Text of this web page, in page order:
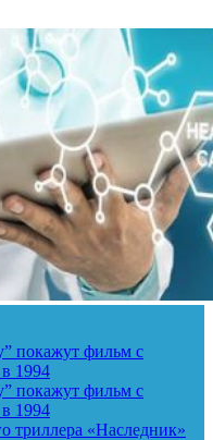
покажут фильм с
1994
покажут фильм с
1994
триллера «Наследник»